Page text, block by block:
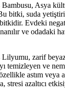
Bambusu, Asya
bitki, suda
Evdeki
ve odadaki
Lilyumu, zarif
temizleyen ve
astım veya
stresi azaltıcı